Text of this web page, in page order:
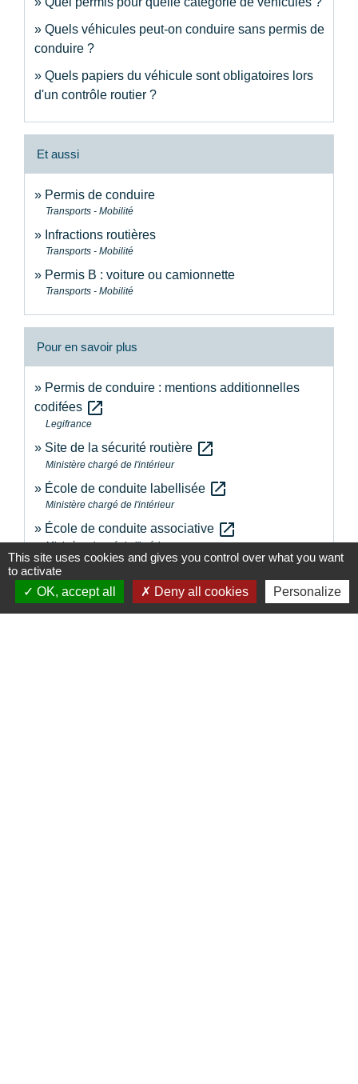
Quels véhicules peut-on conduire sans permis de
conduire ?
Quels papiers du véhicule sont obligatoires lors
d'un contrôle routier ?
Et aussi
Permis de conduire
Transports - Mobilité
Infractions routières
Transports - Mobilité
Permis B : voiture ou camionnette
Transports - Mobilité
Pour en savoir plus
Permis de conduire : mentions additionnelles
codifées open_in_new
Legifrance
Site de la sécurité routière open_in_new
Ministère chargé de l'intérieur
École de conduite labellisée open_in_new
Ministère chargé de l'intérieur
École de conduite associative open_in_new
Ministère chargé de l'intérieur
Signaler une erreur sur cette page
This site uses cookies and gives you control over what you want
to activate
OK, accept all
Deny all cookies Personalize